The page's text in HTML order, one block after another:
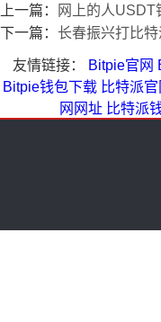
上一篇：
网上的人USDT
下一篇： 长春振兴打比
友情链接： Bitpie官网
Bitpie钱包下载 比特派官
网网址 比特派